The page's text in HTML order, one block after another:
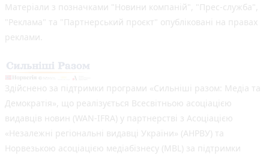
Матеріали з позначками "Новини компаній", "Прес-служба",
"Реклама" та "Партнерський проєкт" опубліковані на правах
реклами.
Здійснено за підтримки програми «Сильніші разом: Медіа та
Демократія», що реалізується Всесвітньою асоціацією
видавців новин (WAN-IFRA) у партнерстві з Асоціацією
«Незалежні регіональні видавці України» (АНРВУ) та
Норвезькою асоціацією медіабізнесу (MBL) за підтримки